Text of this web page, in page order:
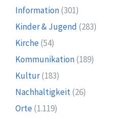
Information(301)
Kinder & Jugend (283)
Kirche (54)
Kommunikation(189)
Kultur(183)
Nachhaltigkeit(26)
Orte (1.119)